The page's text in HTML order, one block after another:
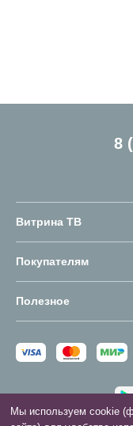
8
Витрина ТВ
Покупателям
Полезное
Мы используем cookie